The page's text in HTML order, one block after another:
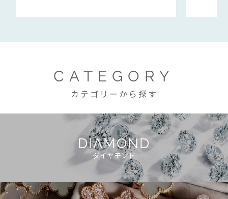
CATEGORY
カテゴリーから探す
DIAMOND
ダイヤモンド